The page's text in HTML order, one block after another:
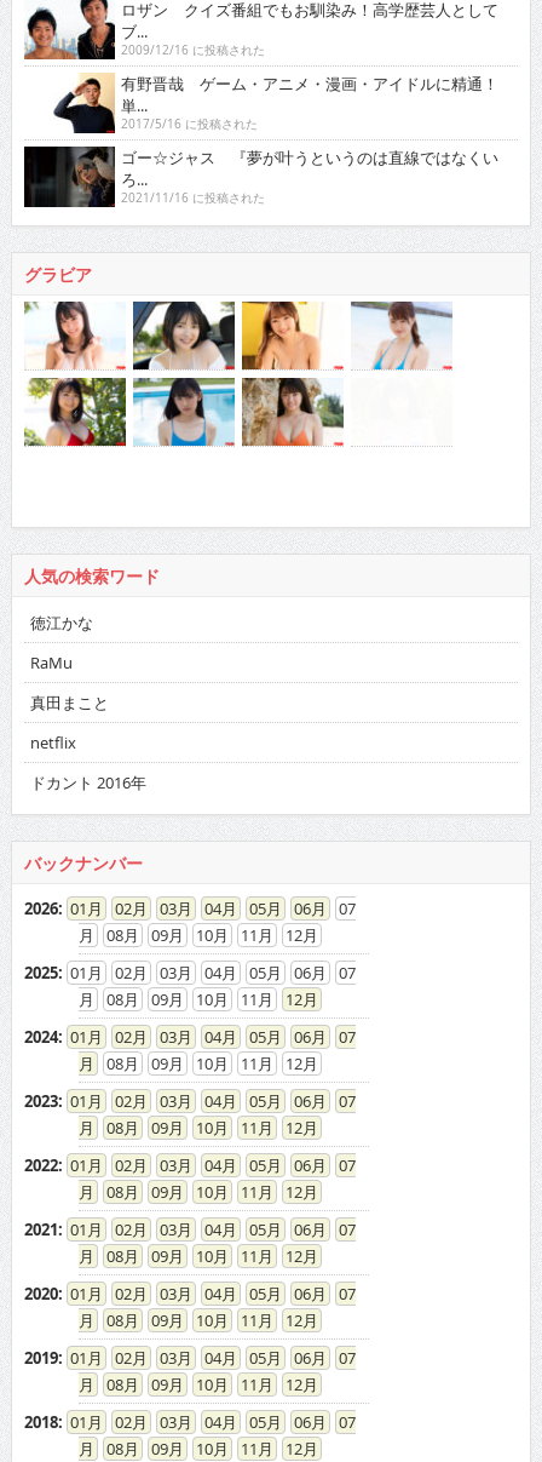
ロザン クイズ番組でもお馴染み！高学歴芸人として
ブ...
2009/12/16 に投稿された
有野晋哉 ゲーム・アニメ・漫画・アイドルに精通！
単...
2017/5/16 に投稿された
ゴー☆ジャス 『夢が叶うというのは直線ではなくい
ろ...
2021/11/16 に投稿された
グラビア
人気の検索ワード
徳江かな
RaMu
真田まこと
netflix
ドカント 2016年
バックナンバー
2026: 01 02 03 04 05 06
07
08
09 10 11
12
2025: 01 02 03 04 05 06
07
08
09 10 11
12
2024: 01 02 03 04 05 06
07
08
09 10 11
12
2023: 01 02 03 04 05 06
07
08
09 10 11
12
2022: 01 02 03 04 05 06
07
08
09 10 11
12
2021: 01 02 03 04 05 06
07
08
09 10 11
12
2020: 01 02 03 04 05 06
07
08
09 10 11
12
2019: 01 02 03 04 05 06
07
08
09 10 11
12
2018: 01 02 03 04 05 06
07
08
09 10 11
12